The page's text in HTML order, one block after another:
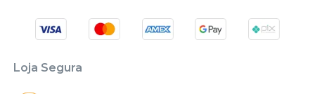
Loja Segura